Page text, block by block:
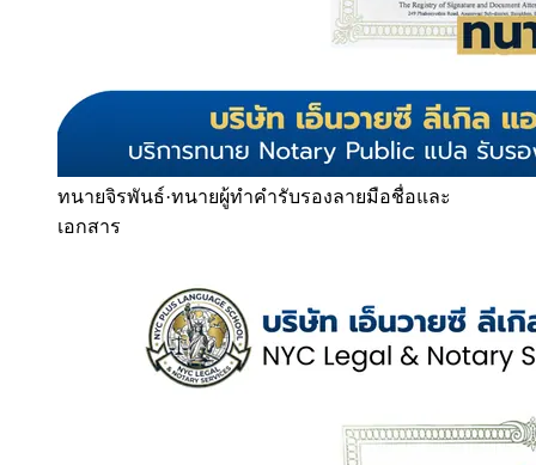
ทนายจิรพันธ์·ทนายผู้ทำคำรับรองลายมือชื่อและ
เอกสาร